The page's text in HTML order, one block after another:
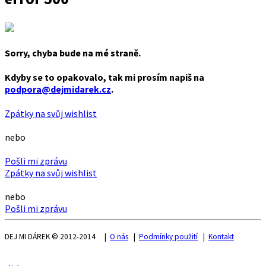
Sorry, chyba bude na mé straně.
Kdyby se to opakovalo, tak mi prosím napiš na
podpora@dejmidarek.cz.
Zpátky na svůj wishlist
nebo
Pošli mi zprávu
Zpátky na svůj wishlist
nebo
Pošli mi zprávu
DEJ MI DÁREK © 2012-2014 | O nás | Podmínky použití| Kontakt